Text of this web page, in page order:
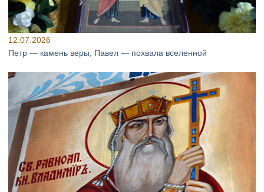
12.07.2026
Петр — камень веры, Павел — похвала вселенной